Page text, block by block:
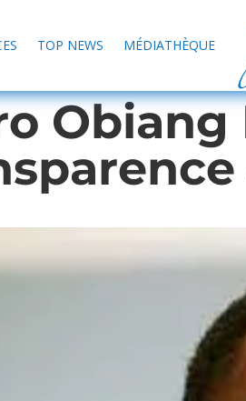
TOP NEWS MÉDIATHÈQUE
Obiang